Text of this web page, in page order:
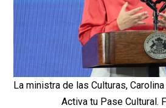
La ministra de las Culturas,
Activa tu Pase Cultural.